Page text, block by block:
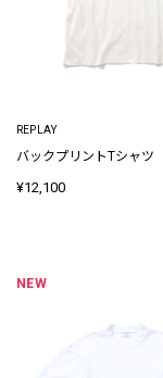
REPLAY
バックプリントTシャツ
¥12,100
NEW